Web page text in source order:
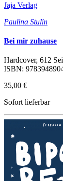
Jaja Verlag
Paulina Stulin
Bei mir zuhause
Hardcover, 612
ISBN:
35,00 €
Sofort lieferbar